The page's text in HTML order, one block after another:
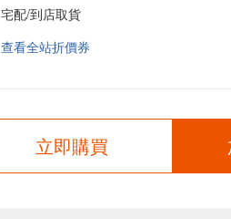
宅配/到店取貨
查看全站折價券
立即購買